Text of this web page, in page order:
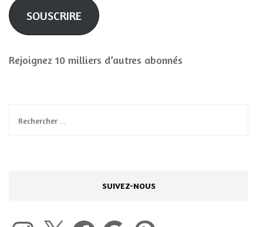
SOUSCRIRE
Rejoignez 10 milliers d’autres abonnés
Rechercher :
SUIVEZ-NOUS
Instagram Facebook Google Pinterest